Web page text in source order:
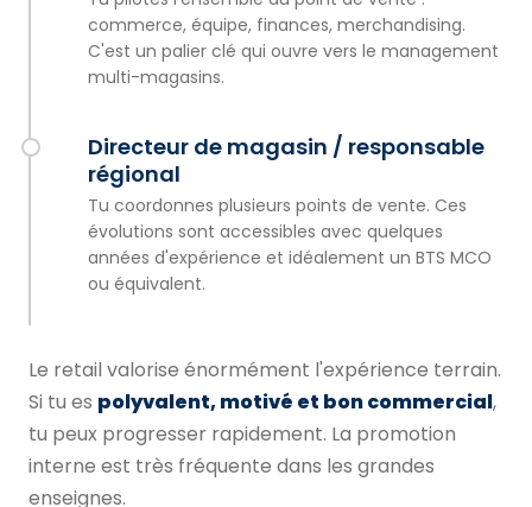
commerce, équipe, finances, merchandising.
C'est un palier clé qui ouvre vers le management
multi-magasins.
Directeur de magasin / responsable
régional
Tu coordonnes plusieurs points de vente. Ces
évolutions sont accessibles avec quelques
années d'expérience et idéalement un BTS MCO
ou équivalent.
Le retail valorise énormément l'expérience terrain.
Si tu es polyvalent, motivé et bon commercial,
tu peux progresser rapidement. La promotion
interne est très fréquente dans les grandes
enseignes.